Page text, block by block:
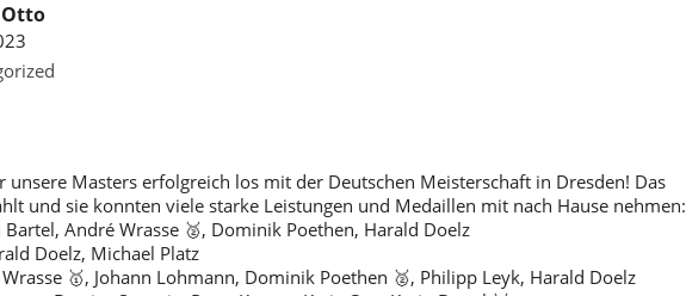
unsere Masters erfolgreich los mit der Deutschen Meisterschaft in Dresden! Das
und sie konnten viele starke Leistungen und Medaillen mit nach Hause nehmen:
André Wrasse 🥈, Dominik Poethen, Harald Doelz
Doelz, Michael Platz
🥇, Johann Lohmann, Dominik Poethen 🥈, Philipp Leyk, Harald Doelz